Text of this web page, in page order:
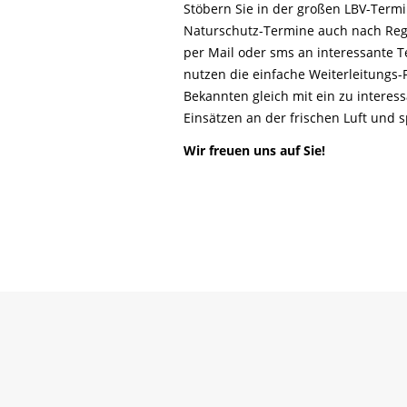
bestellen
Life-Natur-Projekte
Auffangstation
International
Stöbern Sie in der großen LBV-
Naturschutz-Termine auch nach
per Mail oder sms an interessante
nutzen die einfache
Bekannten gleich mit ein zu
Einsätzen an der frischen Luft und
Wir freuen uns auf Sie!